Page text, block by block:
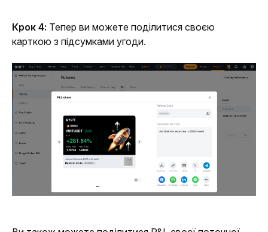
Крок 4: Тепер ви можете поділитися своєю
карткою з підсумками угоди.